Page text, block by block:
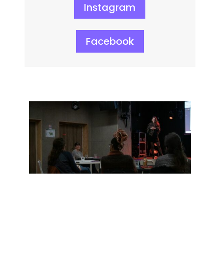
Instagram
Facebook